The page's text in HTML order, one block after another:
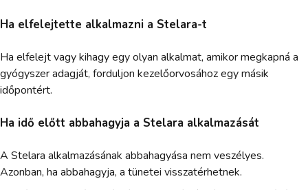
Ha elfelejtette alkalmazni a Stelara-t
Ha elfelejt vagy kihagy egy olyan alkalmat, amikor megkapná a
gyógyszer adagját, forduljon kezelőorvosához egy másik
időpontért.
Ha idő előtt abbahagyja a Stelara alkalmazását
A Stelara alkalmazásának abbahagyása nem veszélyes.
Azonban, ha abbahagyja, a tünetei visszatérhetnek.